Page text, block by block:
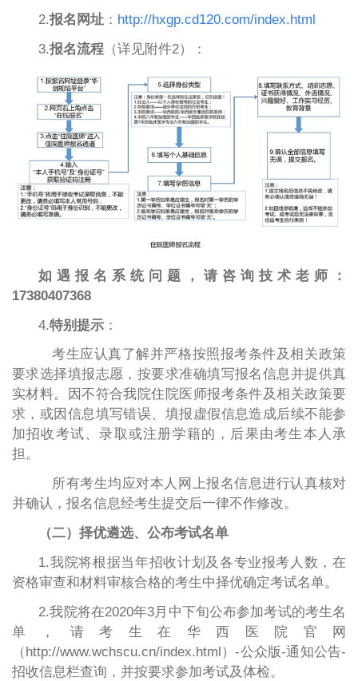
2.报名网址 ： http://hxgp.cd120.com/index.html
3.报名流程 （详见附件2）：
如遇报名系统问题，请咨询技术老师：
17380407368
4.特别提示 ：
考生应认真了解并严格按照报考条件及相关政策
要求选择填报志愿，按要求准确填写报名信息并提供真
实材料。因不符合我院住院医师报考条件及相关政策要
求，或因信息填写错误、填报虚假信息造成后续不能参
加招收考试、录取或注册学籍的，后果由考生本人承
担。
所有考生均应对本人网上报名信息进行认真核对
并确认，报名信息经考生提交后一律不作修改。
（二）择优遴选、公布考试名单
1.我院将根据当年招收计划及各专业报考人数，在
资格审查和材料审核合格的考生中择优确定考试名单。
2.我院将在2020年3月中下旬公布参加考试的考生名
单，请考生在华西医院官网
（http://www.wchscu.cn/index.html）-公众版-通知公告-
招收信息栏查询，并按要求参加考试及体检。